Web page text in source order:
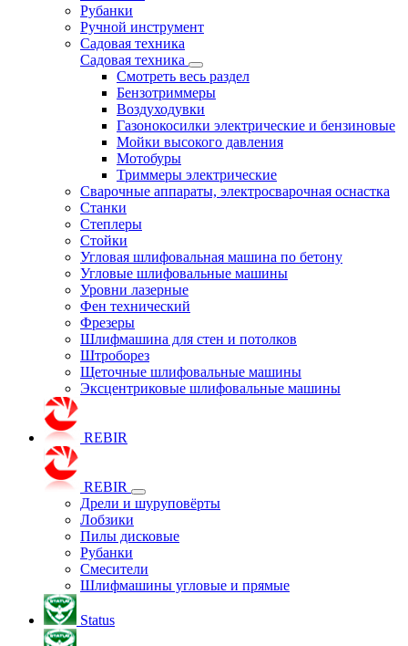
Рубанки
Ручной инструмент
Садовая техника
Садовая техника
Смотреть весь раздел
Бензотриммеры
Воздуходувки
Газонокосилки электрические и бензиновые
Мойки высокого давления
Мотобуры
Триммеры электрические
Сварочные аппараты, электросварочная оснастка
Станки
Степлеры
Стойки
Угловая шлифовальная машина по бетону
Угловые шлифовальные машины
Уровни лазерные
Фен технический
Фрезеры
Шлифмашина для стен и потолков
Штроборез
Щеточные шлифовальные машины
Эксцентриковые шлифовальные машины
REBIR
REBIR
Дрели и шуруповёрты
Лобзики
Пилы дисковые
Рубанки
Смесители
Шлифмашины угловые и прямые
Status